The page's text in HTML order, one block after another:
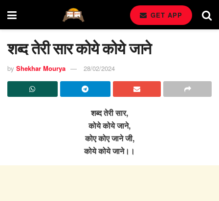
GET APP
शब्द तेरी सार कोये कोये जाने
by Shekhar Mourya 28/02/2024
शब्द तेरी सार,
कोये कोये जाने,
कोए कोए जाने जी,
कोये कोये जाने।।